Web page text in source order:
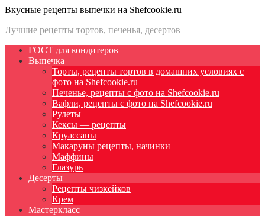
Вкусные рецепты выпечки на Shefcookie.ru
Лучшие рецепты тортов, печенья, десертов
ГОСТ для кондитеров
Выпечка
Торты, рецепты тортов в домашних условиях с
фото на Shefcookie.ru
Печенье, рецепты с фото на Shefcookie.ru
Вафли, рецепты с фото на Shefcookie.ru
Рулеты
Кексы — рецепты
Круассаны
Макаруны рецепты, начинки
Маффины
Глазурь
Десерты
Рецепты чизкейков
Крем
Мастеркласс